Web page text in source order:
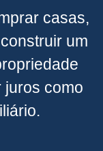
casas,
um
juros como